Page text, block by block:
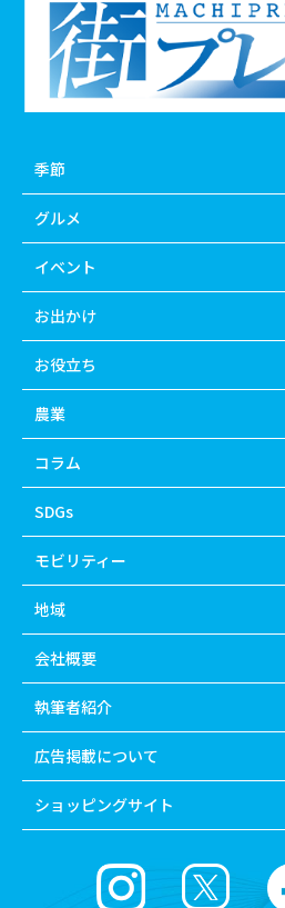
季節
グルメ
イベント
お出かけ
お役立ち
農業
コラム
SDGs
モビリティー
地域
会社概要
執筆者紹介
広告掲載について
ショッピングサイト